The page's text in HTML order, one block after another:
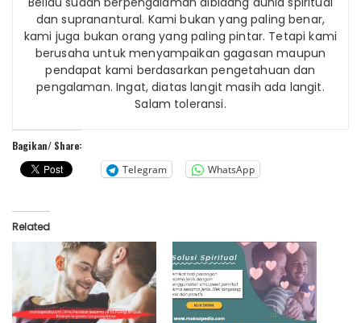
dan supranantural. Kami bukan yang paling benar,
kami juga bukan orang yang paling pintar. Tetapi kami
berusaha untuk menyampaikan gagasan maupun
pendapat kami berdasarkan pengetahuan dan
pengalaman. Ingat, diatas langit masih ada langit.
Salam toleransi.
Bagikan/ Share:
Telegram
WhatsApp
Related